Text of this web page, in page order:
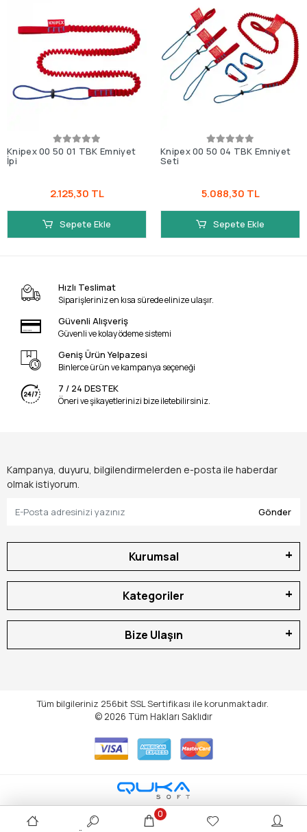
Knipex 00 50 01 TBK Emniyet
İpi
2.125,30 TL
Sepete Ekle
Knipex 00 50 04 TBK Emniyet
Seti
5.088,30 TL
Sepete Ekle
Hızlı Teslimat
Siparişleriniz en kısa sürede elinize ulaşır.
Güvenli Alışveriş
Güvenli ve kolay ödeme sistemi
Geniş Ürün Yelpazesi
Binlerce ürün ve kampanya seçeneği
7 / 24 DESTEK
Öneri ve şikayetlerinizi bize iletebilirsiniz.
Kampanya, duyuru, bilgilendirmelerden e-posta ile haberdar
olmak istiyorum.
Gönder
Kurumsal
Kategoriler
Bize Ulaşın
Tüm bilgileriniz 256bit SSL Sertifikası ile korunmaktadır.
© 2026 Tüm Hakları Saklıdır
0